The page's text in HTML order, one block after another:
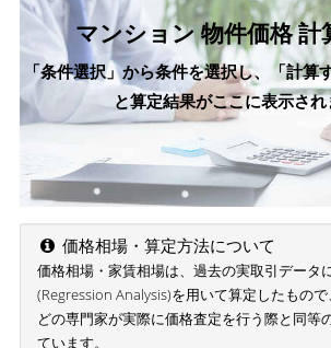
マンション 物件価格 計
「条件選択」から条件を選択し、「計算
と算定結果がここに表示さ
価格相場・算定方法について
価格相場・家賃相場は、過去の実取引データ
(Regression Analysis)を用いて算定したもの
どの専門家が実際に価格査定を行う際と同等
ています。